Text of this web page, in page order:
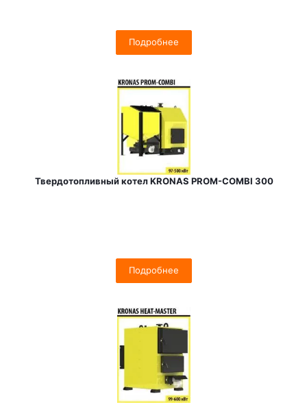
Подробнее
Твердотопливный котел KRONAS PROM-COMBI 300
Подробнее